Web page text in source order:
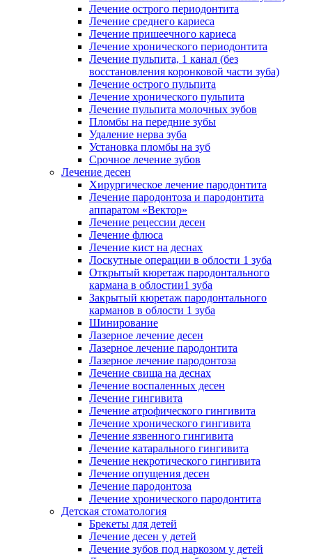
Лечение острого периодонтита
Лечение среднего кариеса
Лечение пришеечного кариеса
Лечение хронического периодонтита
Лечение пульпита, 1 канал (без
восстановления коронковой части зуба)
Лечение острого пульпита
Лечение хронического пульпита
Лечение пульпита молочных зубов
Пломбы на передние зубы
Удаление нерва зуба
Установка пломбы на зуб
Срочное лечение зубов
Лечение десен
Хирургическое лечение пародонтита
Лечение пародонтоза и пародонтита
аппаратом «Вектор»
Лечение рецессии десен
Лечение флюса
Лечение кист на деснах
Лоскутные операции в облости 1 зуба
Открытый кюретаж пародонтального
кармана в облостии1 зуба
Закрытый кюретаж пародонтального
карманов в облости 1 зуба
Шинирование
Лазерное лечение десен
Лазерное лечение пародонтита
Лазерное лечение пародонтоза
Лечение свища на деснах
Лечение воспаленных десен
Лечение гингивита
Лечение атрофического гингивита
Лечение хронического гингивита
Лечение язвенного гингивита
Лечение катарального гингивита
Лечение некротического гингивита
Лечение опущения десен
Лечение пародонтоза
Лечение хронического пародонтита
Детская стоматология
Брекеты для детей
Лечение десен у детей
Лечение зубов под наркозом у детей